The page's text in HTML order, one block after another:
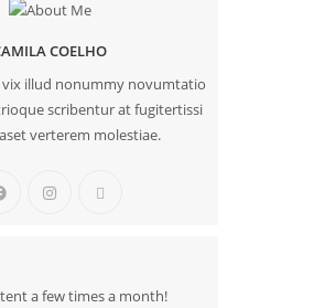
COELHO
vix illud nonummy novumtatio
scribentur at fugitertissi
verterem molestiae.
a few times a month!